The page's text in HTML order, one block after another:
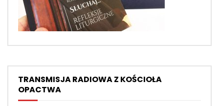
TRANSMISJA RADIOWA Z KOŚCIOŁA
OPACTWA